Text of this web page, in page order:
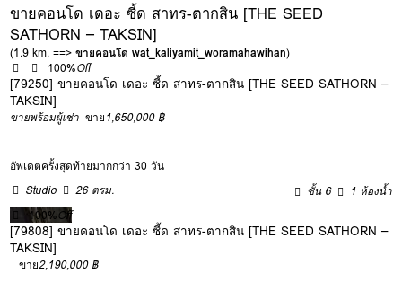
ขายคอนโด เดอะ ซี้ด สาทร-ตากสิน [THE SEED
SATHORN – TAKSIN]
(1.9 km. ==>ขายคอนโด wat_kaliyamit_woramahawihan)
100%Off
[79250] ขายคอนโด เดอะ ซี้ด สาทร-ตากสิน [THE SEED SATHORN –
TAKSIN]
ขายพร้อมผู้เช่า ขาย1,650,000 ฿
อัพเดตครั้งสุดท้ายมากกว่า 30 วัน
Studio
26 ตรม. ชั้น 6
1 ห้องน้ำ
100%Off
[79808] ขายคอนโด เดอะ ซี้ด สาทร-ตากสิน [THE SEED SATHORN –
TAKSIN]
ขาย2,190,000 ฿